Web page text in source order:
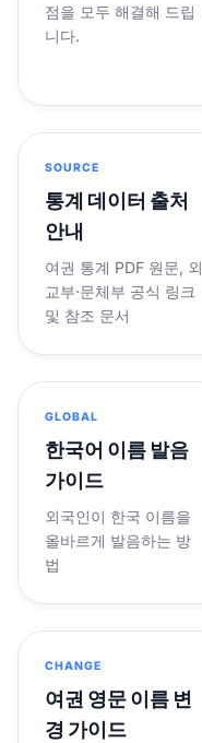
점을 모두 해결해 드립
니다.
SOURCE
통계 데이터 출처
안내
여권 통계 PDF 원문, 외
교부·문체부 공식 링크
및 참조 문서
GLOBAL
한국어 이름 발음
가이드
외국인이 한국 이름을
올바르게 발음하는 방
법
CHANGE
여권 영문 이름 변
경 가이드